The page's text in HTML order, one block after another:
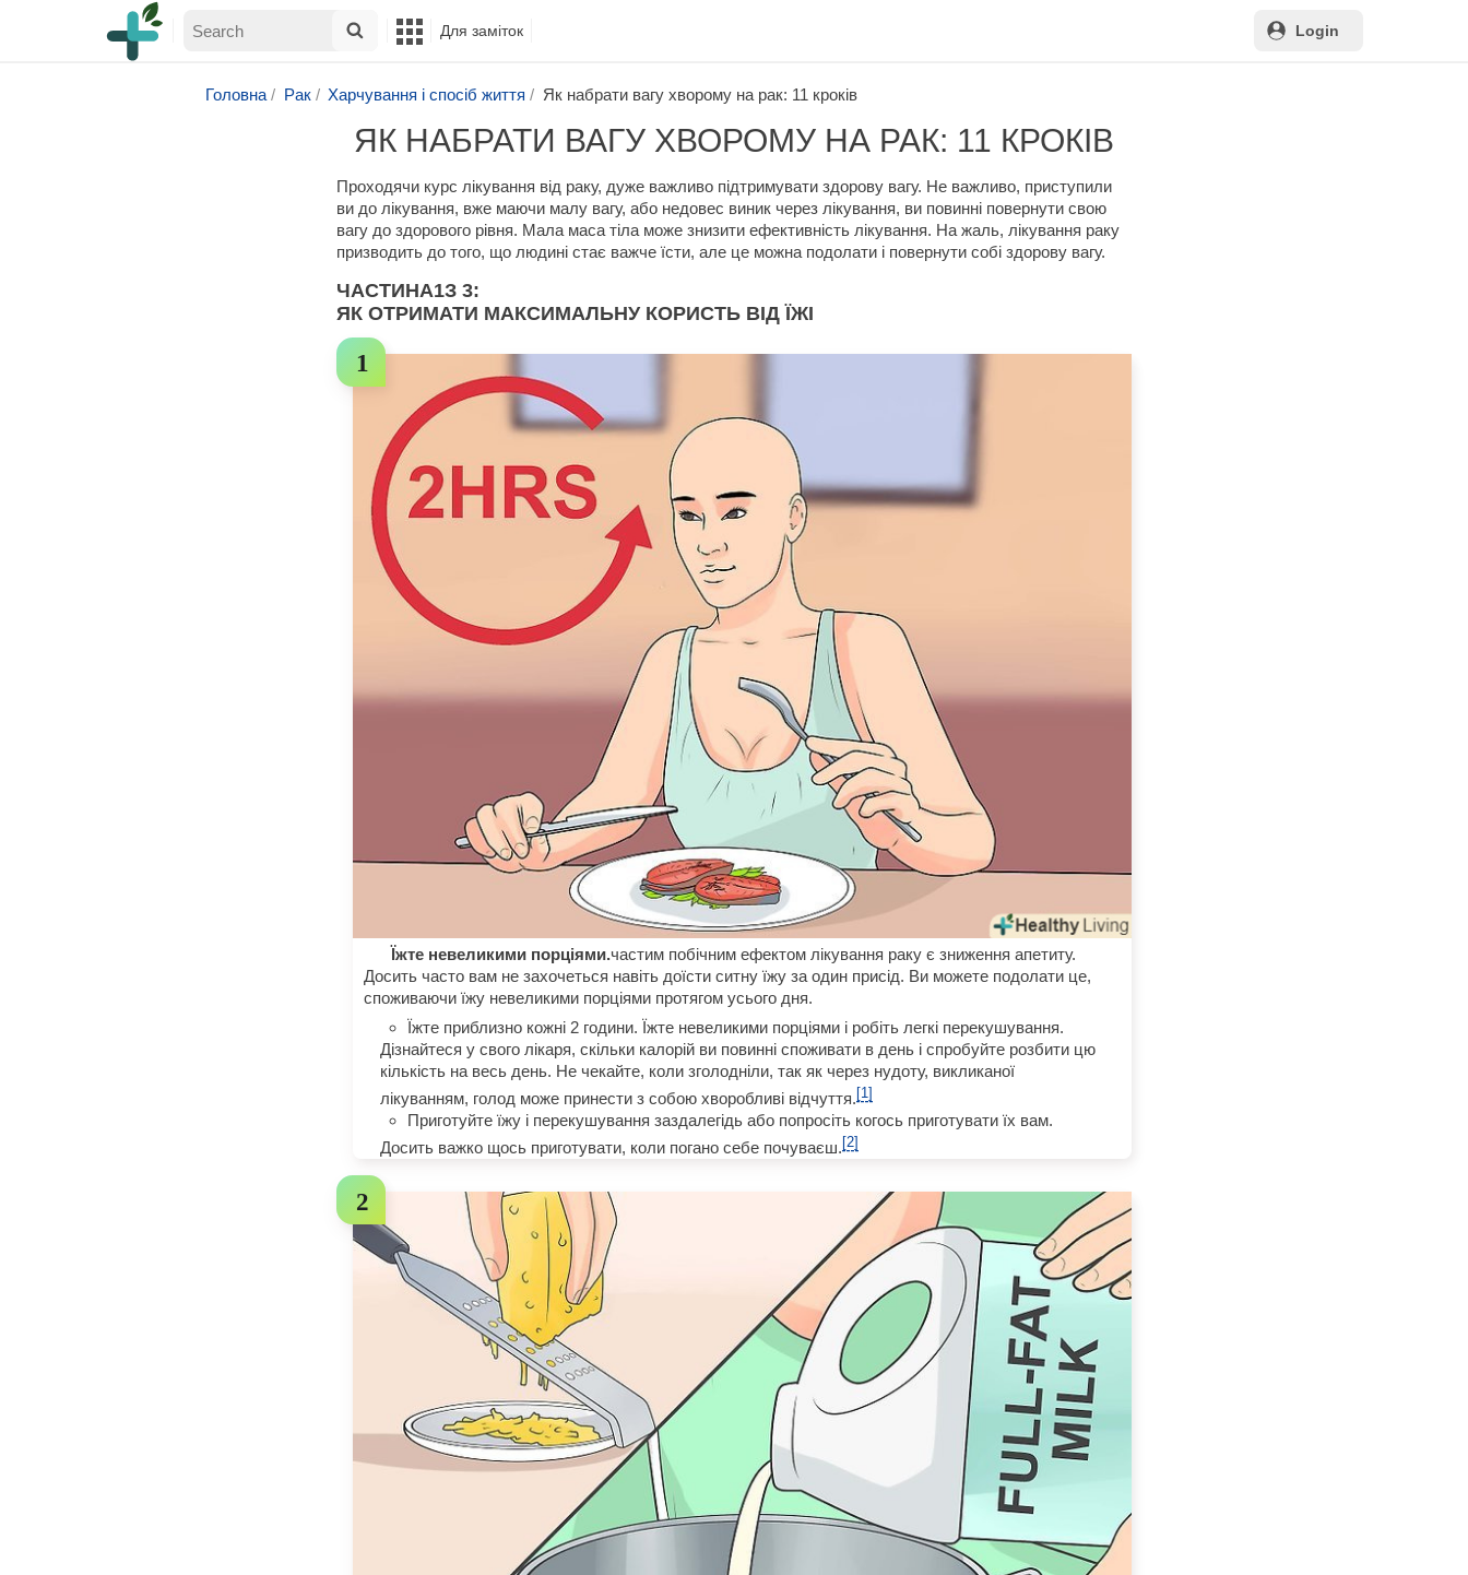
Для заміток Login
Головна Рак Харчування і спосіб життя Як набрати вагу хворому на рак: 11 кроків
ЯК НАБРАТИ ВАГУ ХВОРОМУ НА РАК: 11 КРОКІВ
Проходячи курс лікування від раку, дуже важливо підтримувати здорову вагу. Не важливо, приступили
ви до лікування, вже маючи малу вагу, або недовес виник через лікування, ви повинні повернути свою
вагу до здорового рівня. Мала маса тіла може знизити ефективність лікування. На жаль, лікування раку
призводить до того, що людині стає важче їсти, але це можна подолати і повернути собі здорову вагу.
ЧАСТИНА1З 3:
ЯК ОТРИМАТИ МАКСИМАЛЬНУ КОРИСТЬ ВІД ЇЖІ
Їжте невеликими порціями.частим побічним ефектом лікування раку є зниження апетиту.
Досить часто вам не захочеться навіть доїсти ситну їжу за один присід. Ви можете подолати це,
споживаючи їжу невеликими порціями протягом усього дня.
Їжте приблизно кожні 2 години. Їжте невеликими порціями і робіть легкі перекушування.
Дізнайтеся у свого лікаря, скільки калорій ви повинні споживати в день і спробуйте розбити цю
кількість на весь день. Не чекайте, коли зголодніли, так як через нудоту, викликаної
лікуванням, голод може принести з собою хворобливі відчуття. [1]
Приготуйте їжу і перекушування заздалегідь або попросіть когось приготувати їх вам.
Досить важко щось приготувати, коли погано себе почуваєш. [2]